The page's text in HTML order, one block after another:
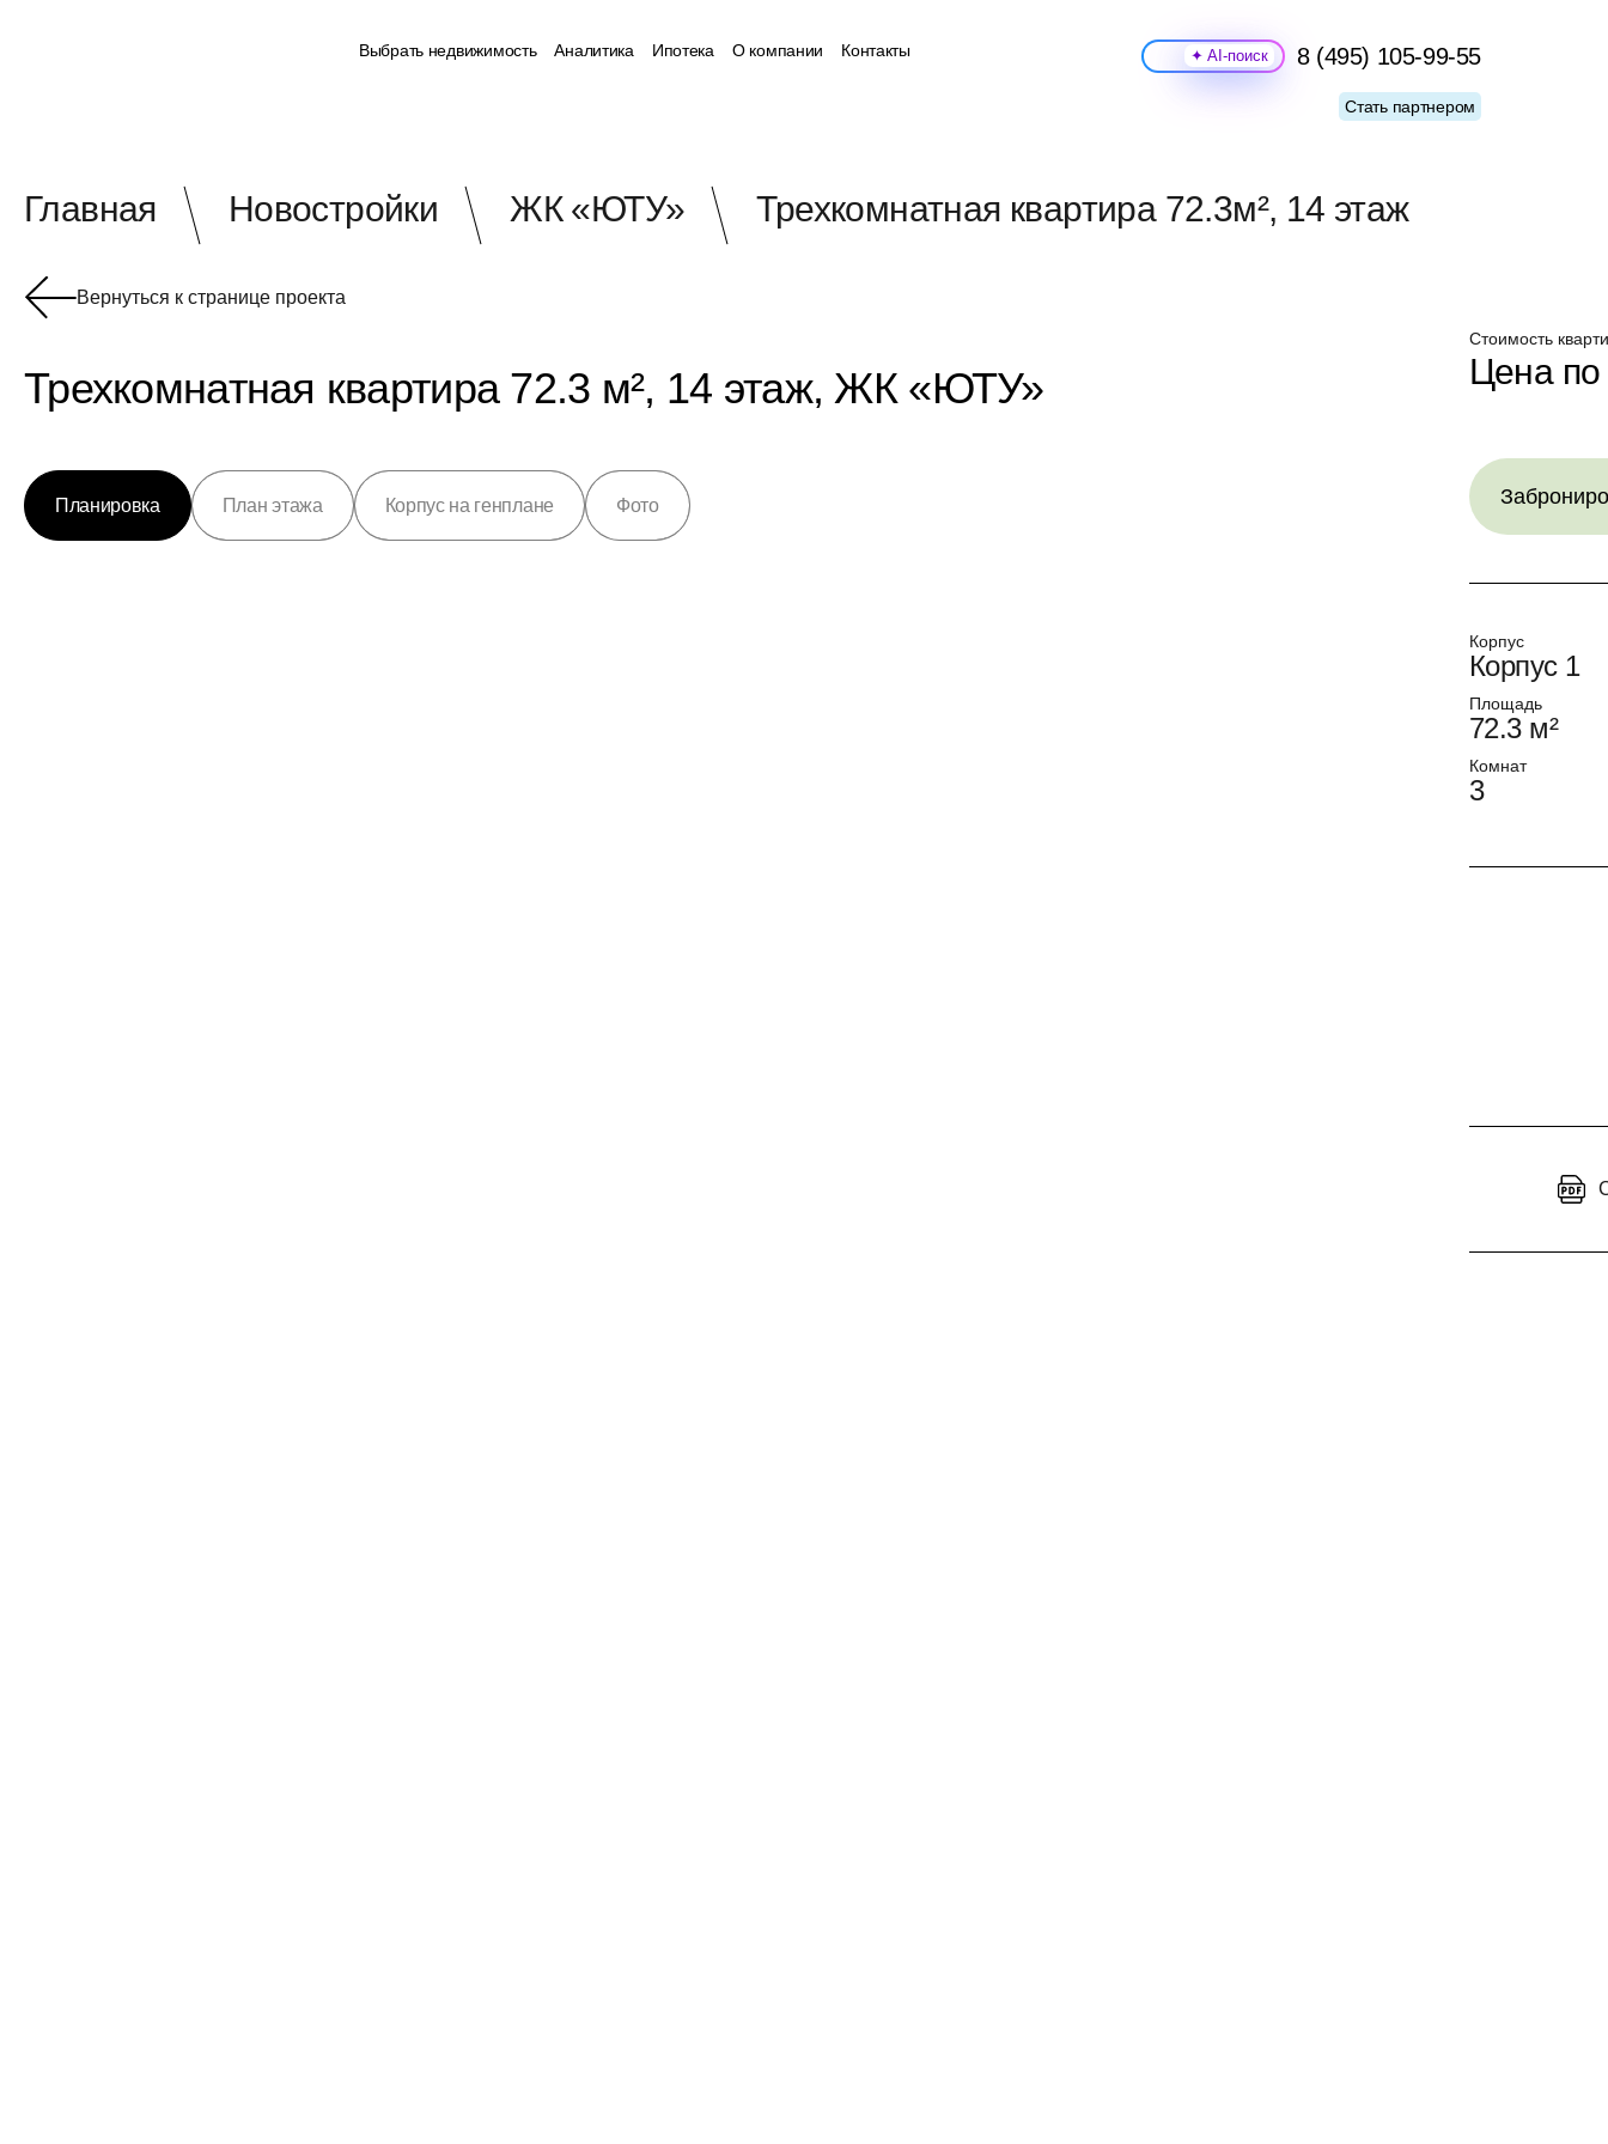
Выбрать недвижимость Аналитика Ипотека О компании Контакты Поиск 8 (495) 105-99-55
Стать партнером
Главная Новостройки ЖК «ЮТУ» Трехкомнатная квартира 72.3м², 14 этаж
Вернуться к странице проекта
Трехкомнатная квартира 72.3 м², 14 этаж, ЖК «ЮТУ»
Планировка План этажа Корпус на генплане Фото
Стоимость
Цена по
Корпус
Корпус 1
Площадь
72.3 м²
Комнат
3